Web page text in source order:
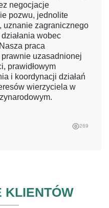
negocjacje
pozwu, jednolite
uznanie zagranicznego
wobec
praca
uzasadnionej
prawidłowym
i koordynacji działań
wierzyciela w
269
KLIENTÓW